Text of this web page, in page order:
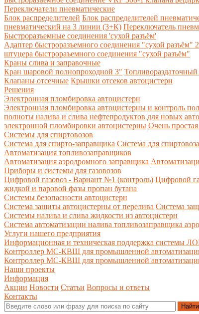
Переключатели пневматические
Блок распределителей Блок распределителей
пневматический на 3 линии (3+К) Переключатель
Быстроразъемные соединения 'сухой разъём'
Адаптер быстроразъемного соединения "сухой разъём"
штуцера быстрораъемного соединения "сухой разъём"
Краны слива и заправочные
Кран шаровой полнопроходной 3"
Клапаны отсечные Крышки отсеков автоцистерн
Решения
Электронная пломбировка автоцистерн
Электронная пломбировка автоцистерны и контроль
полноты налива и слива нефтепродуктов для новых
электронной пломбировки автоцистерны Очень
Системы для спиртовозов
Система для спирто-заправщика Система для спиртовоза
Автоматизация топливозаправщиков
Автоматизация аэродромного заправщика
Приборы и системы для газовозов
Цифровой газовоз - Вариант №1 (контроль) Цифровой
жидкой и паровой фазы пропан бутана
Системы безопасности автоцистерн
Система защиты автоцистерны от перелива Система
Системы налива и слива жидкости из автоцистерн
Система автоматизации налива топливозаправщика
Услуги нашего предприятия
Информационная и техническая поддержка системы
Контроллер МС-КВШ для промышленной
Контроллер МС-КВШ для промышленной
Наши проекты
Информация
Акции Новости Статьи Вопросы и ответы
Контакты